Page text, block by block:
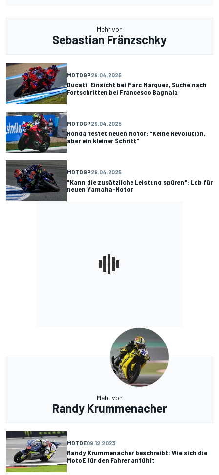
Mehr von
Sebastian Fränzschky
MOTOGP29.04.2025
Ducati: Einsicht bei Marc Marquez, Suche nach
Fortschritten bei Francesco Bagnaia
MOTOGP29.04.2025
Honda testet neuen Motor: "Keine Revolution,
aber ein kleiner Schritt"
MOTOGP29.04.2025
"Kann die zusätzliche Leistung spüren": Lob für
neuen Yamaha-Motor
Mehr von
Randy Krummenacher
MOTOE09.12.2023
Randy Krummenacher beschreibt: Wie sich die
MotoE für den Fahrer anfühlt